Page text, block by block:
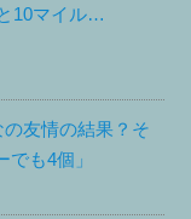
10マイル…
友情の結果？そ
も4個」